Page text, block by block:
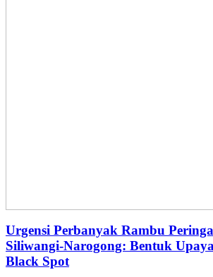
Urgensi Perbanyak Rambu
Siliwangi-Narogong: Bentuk
Black Spot